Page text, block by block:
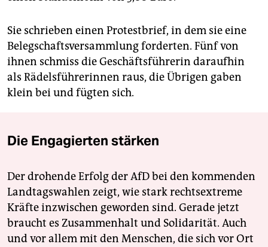
Sie schrieben einen Protestbrief, in dem sie eine
Belegschaftsversammlung forderten. Fünf von
ihnen schmiss die Geschäftsführerin daraufhin
als Rädelsführerinnen raus, die Übrigen gaben
klein bei und fügten sich.
Die Engagierten stärken
Der drohende Erfolg der AfD bei den kommenden
Landtagswahlen zeigt, wie stark rechtsextreme
Kräfte inzwischen geworden sind. Gerade jetzt
braucht es Zusammenhalt und Solidarität. Auch
und vor allem mit den Menschen, die sich vor Ort